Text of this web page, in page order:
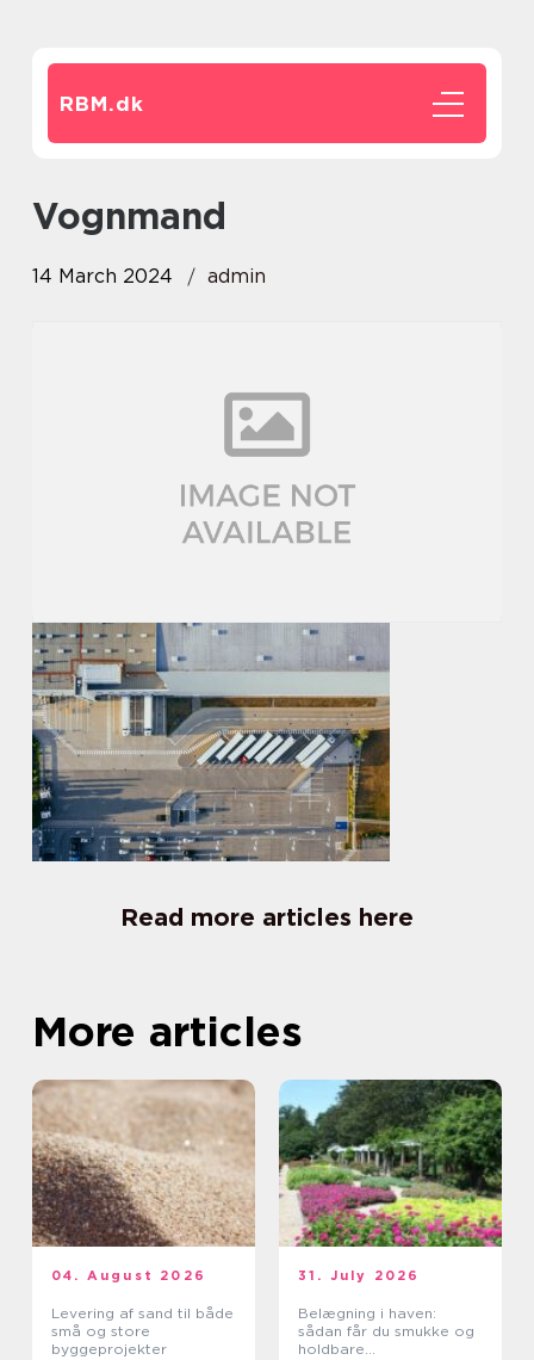
RBM.dk
vognmand
14 March 2024 admin
Read more articles here
More articles
04. August 2026
Levering af sand til både
små og store
byggeprojekter
31. July 2026
Belægning i haven:
sådan får du smukke og
holdbare